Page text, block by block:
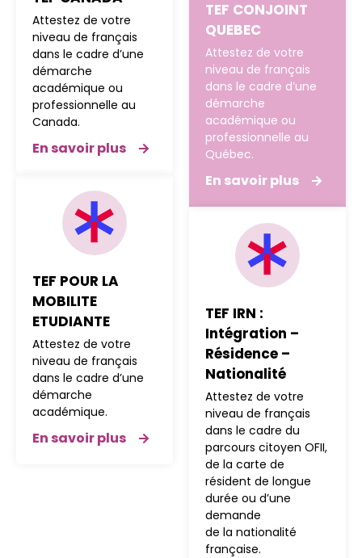
Attestez de votre
niveau de français
dans le cadre d’une
démarche
académique ou
professionnelle au
Canada.
En savoir plus
TEF POUR LA
MOBILITE
ETUDIANTE
Attestez de votre
niveau de français
dans le cadre d’une
démarche
académique.
En savoir plus
TEF CONJOINT
QUEBEC
Attestez de votre
niveau de français
dans le cadre d’une
démarche
académique ou
professionnelle au
Québec.
En savoir plus
TEF IRN :
Intégration –
Résidence –
Nationalité
Attestez de votre
niveau de français
dans le cadre du
parcours citoyen OFII,
de la carte de
résident de longue
durée ou d’une
demande
de la nationalité
française.